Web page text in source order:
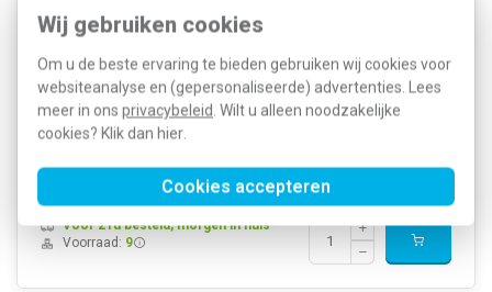
Wij gebruiken cookies
Om u de beste ervaring te bieden gebruiken wij cookies voor
websiteanalyse en (gepersonaliseerde) advertenties. Lees
meer in ons privacybeleid . Wilt u alleen noodzakelijke
cookies? Klik dan hier
Cookies accepteren
Megaman MM10028 is een LED bol 8W met E27-fitting en Dual
Sensor. Schakelt automatisch in bij schemering en uit bij dageraad.
Geeft 810 lumen warmwit licht van 2800K en heeft een diameter
van 60mm.Meer informatie »
13,13
SKU:MM10028
4892657100280
Voor 21u besteld, morgen in huis*
Voorraad: 9